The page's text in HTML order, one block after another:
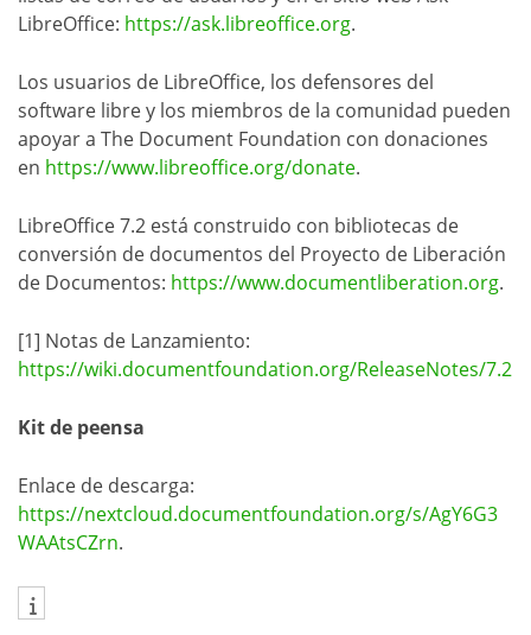
LibreOffice: https://ask.libreoffice.org.
Los usuarios de LibreOffice, los defensores del
software libre y los miembros de la comunidad pueden
apoyar a The Document Foundation con donaciones
en https://www.libreoffice.org/donate.
LibreOffice 7.2 está construido con bibliotecas de
conversión de documentos del Proyecto de Liberación
de Documentos: https://www.documentliberation.org.
[1] Notas de Lanzamiento:
https://wiki.documentfoundation.org/ReleaseNotes/7.2
Kit de peensa
Enlace de descarga:
https://nextcloud.documentfoundation.org/s/AgY6G3
WAAtsCZrn.